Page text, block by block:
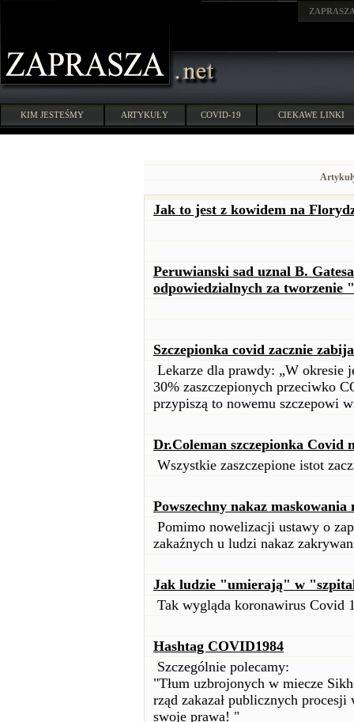
KIM JESTEŚMY ARTYKUŁY COVID-19 CIEKAWE LINKI
Jak to jest z kowidem na
Peruwianski sad uznal B.
odpowiedzialnych za
Szczepionka covid zacznie
Lekarze dla prawdy: „W okresie
30% zaszczepionych przeciwko
przypiszą to nowemu szczepowi
Dr.Coleman szczepionka Covid
Wszystkie zaszczepione istot
Powszechny nakaz
Pomimo nowelizacji ustawy o
zakaźnych u ludzi nakaz
Jak ludzie "umierają" w
Tak wygląda koronawirus Covid
Hashtag COVID1984
Szczególnie polecamy:
"Tłum uzbrojonych w miecze
rząd zakazał publicznych
swoje prawa! "